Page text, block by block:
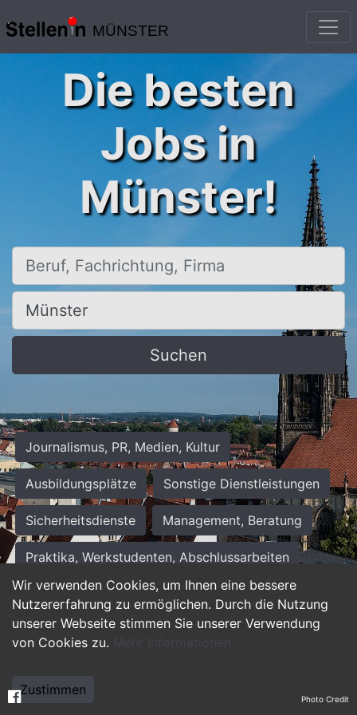
MÜNSTER
Wir verwenden Cookies, um Ihnen eine bessere
Nutzererfahrung zu ermöglichen. Durch die Nutzung
unserer Webseite stimmen Sie unserer Verwendung
von Cookies zu. Mehr Informationen
Zustimmen
Die besten
Jobs in
Münster!
Beruf, Fachrichtung, Firma
Ort, Stadt
Suchen
Journalismus, PR, Medien, Kultur
Ausbildungsplätze Sonstige Dienstleistungen
Sicherheitsdienste Management, Beratung
Praktika, Werkstudenten, Abschlussarbeiten
Personalwesen Assistenz, Sekretariat
Hilfskräfte, Aushilfs- und Nebenjobs
Weiterbildung, Studium, duale Ausbildung Photo Credit